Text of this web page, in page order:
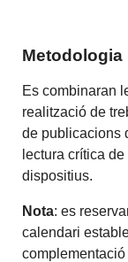
Metodologia
Es combinaran
realització de
de publicacions
lectura crítica
dispositius.
Nota: es
calendari